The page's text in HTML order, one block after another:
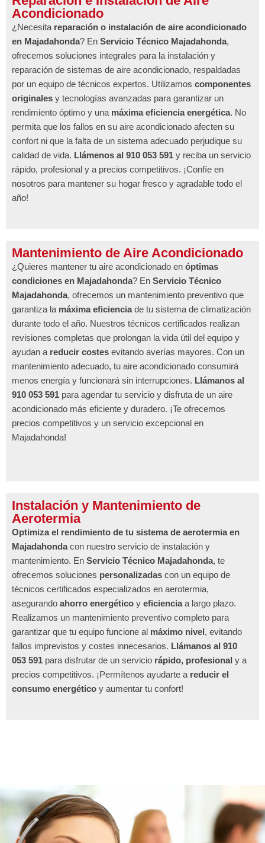
Acondicionado
¿Necesita reparación o instalación de aire acondicionado
en Majadahonda? En Servicio Técnico Majadahonda,
ofrecemos soluciones integrales para la instalación y
reparación de sistemas de aire acondicionado, respaldadas
por un equipo de técnicos expertos. Utilizamos componentes
originales y tecnologías avanzadas para garantizar un
rendimiento óptimo y una máxima eficiencia energética. No
permita que los fallos en su aire acondicionado afecten su
confort ni que la falta de un sistema adecuado perjudique su
calidad de vida. Llámenos al 910 053 591 y reciba un servicio
rápido, profesional y a precios competitivos. ¡Confíe en
nosotros para mantener su hogar fresco y agradable todo el
año!
Mantenimiento de Aire Acondicionado
¿Quieres mantener tu aire acondicionado en óptimas
condiciones en Majadahonda? En Servicio Técnico
Majadahonda, ofrecemos un mantenimiento preventivo que
garantiza la máxima eficienciade tu sistema de climatización
durante todo el año. Nuestros técnicos certificados realizan
revisiones completas que prolongan la vida útil del equipo y
ayudan a reducir costes evitando averías mayores. Con un
mantenimiento adecuado, tu aire acondicionado consumirá
menos energía y funcionará sin interrupciones. Llámanos al
910 053 591 para agendar tu servicio y disfruta de un aire
acondicionado más eficiente y duradero. ¡Te ofrecemos
precios competitivos y un servicio excepcional en
Majadahonda!
Instalación y Mantenimiento de
Aerotermia
Optimiza el rendimiento de tu sistema de aerotermia en
Majadahondacon nuestro servicio de instalación y
mantenimiento. En Servicio Técnico Majadahonda, te
ofrecemos soluciones personalizadas con un equipo de
técnicos certificados especializados en aerotermia,
asegurando ahorro energético y eficienciaa largo plazo.
Realizamos un mantenimiento preventivo completo para
garantizar que tu equipo funcione al máximo nivel, evitando
fallos imprevistos y costes innecesarios. Llámanos al 910
053 591 para disfrutar de un servicio rápido, profesional y a
precios competitivos. ¡Permítenos ayudarte a reducir el
consumo energético y aumentar tu confort!